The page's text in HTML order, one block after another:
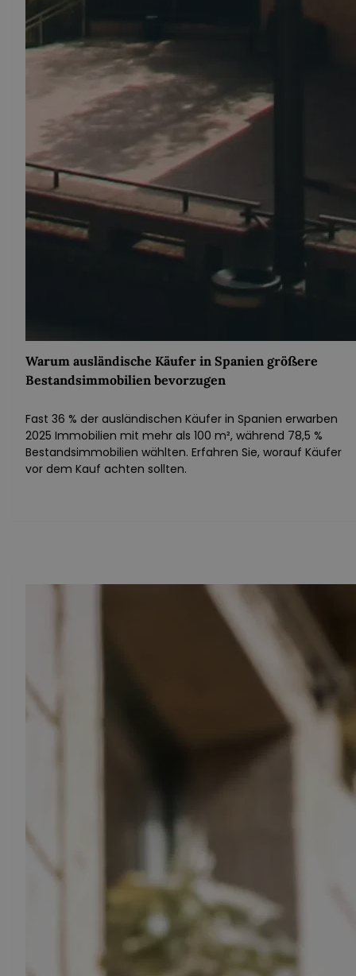
Warum ausländische Käufer in Spanien größere
Bestandsimmobilien bevorzugen
Fast 36 % der ausländischen Käufer in Spanien erwarben
2025 Immobilien mit mehr als 100 m², während 78,5 %
Bestandsimmobilien wählten. Erfahren Sie, worauf Käufer
vor dem Kauf achten sollten.